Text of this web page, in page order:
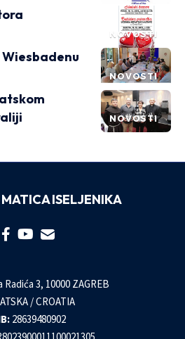
NOVOSTI
NOVOSTI
NOVOSTI
ISELJENIKA
3, 10000 ZAGREB
/ CROATIA
28639480902